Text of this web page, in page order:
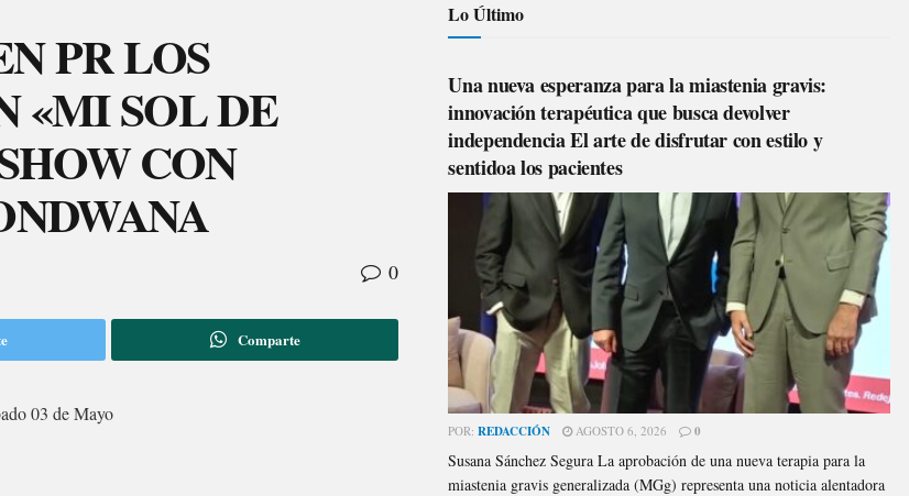
PR LOS
«MI SOL DE
CON
0
Comparte
03 de Mayo
Lo Último
Una nueva esperanza para la miastenia gravis:
innovación terapéutica que busca devolver
independencia El arte de disfrutar con estilo y
sentidoa los pacientes
POR: REDACCIÓN AGOSTO 6, 2026 0
Susana Sánchez Segura La aprobación de una nueva terapia para la
miastenia gravis generalizada (MGg) representa una noticia alentadora